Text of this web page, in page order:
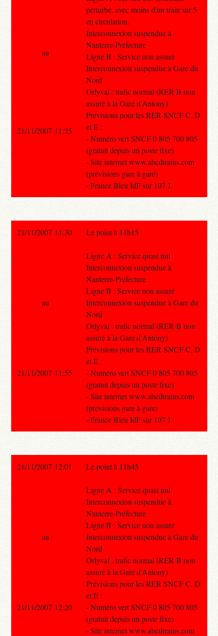
perturbé, avec moins d'un train sur 5
en circulation.
Interconnexion suspendue à
Nanterre-Préfecture
Ligne B : Service non assuré
Interconnexion suspendue à Gare du
Nord
Orlyval : trafic normal (RER B non
assuré à la Gare d'Antony)
Prévisions pour les RER SNCF C, D
et E :
- Numéro vert SNCF 0 805 700 805
(gratuit depuis un poste fixe)
- Site internet www.abcdtrains.com
(prévisions gare à gare)
- France Bleu IdF sur 107.1
au
21/11/2007 11:25
21/11/2007 11:30 Le point à 11h15
Ligne A : Service quasi nul
Interconnexion suspendue à
Nanterre-Préfecture
Ligne B : Service non assuré
Interconnexion suspendue à Gare du
Nord
Orlyval : trafic normal (RER B non
assuré à la Gare d'Antony)
Prévisions pour les RER SNCF C, D
et E :
- Numéro vert SNCF 0 805 700 805
(gratuit depuis un poste fixe)
- Site internet www.abcdtrains.com
(prévisions gare à gare)
- France Bleu IdF sur 107.1
au
21/11/2007 11:55
21/11/2007 12:01 Le point à 11h45
Ligne A : Service quasi nul
Interconnexion suspendue à
Nanterre-Préfecture
Ligne B : Service non assuré
Interconnexion suspendue à Gare du
Nord
Orlyval : trafic normal (RER B non
assuré à la Gare d'Antony)
Prévisions pour les RER SNCF C, D
et E :
- Numéro vert SNCF 0 805 700 805
(gratuit depuis un poste fixe)
- Site internet www.abcdtrains.com
au
21/11/2007 12:20